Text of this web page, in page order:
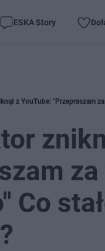
ESKA Story
z YouTube: "Przepraszam
Co